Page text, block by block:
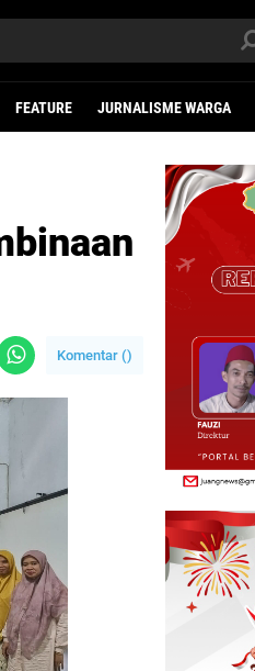
FEATURE JURNALISME WARGA
Komentar ()